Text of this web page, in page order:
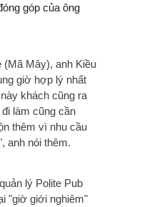
góp của ông
(Mã Mây), anh Kiều
giờ hợp lý nhất
khách cũng ra
làm cũng cần
thêm vì nhu cầu
anh nói thêm.
lý Polite Pub
"giờ giới nghiêm"